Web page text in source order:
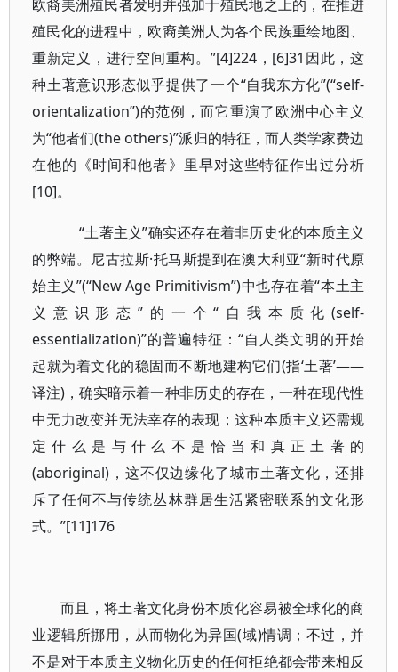
欧裔美洲殖民者发明并强加于殖民地之上的，在推进
殖民化的进程中，欧裔美洲人为各个民族重绘地图、
重新定义，进行空间重构。”[4]224，[6]31因此，这
种土著意识形态似乎提供了一个“自我东方化”(“self-
orientalization”)的范例，而它重演了欧洲中心主义
为“他者们(the others)”派归的特征，而人类学家费边
在他的《时间和他者》里早对这些特征作出过分析
[10]。
“土著主义”确实还存在着非历史化的本质主义
的弊端。尼古拉斯·托马斯提到在澳大利亚“新时代原
始主义”(“New Age Primitivism”)中也存在着“本土主
义意识形态”的一个“自我本质化(self-
essentialization)”的普遍特征：“自人类文明的开始
起就为着文化的稳固而不断地建构它们(指‘土著’——
译注)，确实暗示着一种非历史的存在，一种在现代性
中无力改变并无法幸存的表现；这种本质主义还需规
定什么是与什么不是恰当和真正土著的
(aboriginal)，这不仅边缘化了城市土著文化，还排
斥了任何不与传统丛林群居生活紧密联系的文化形
式。”[11]176
而且，将土著文化身份本质化容易被全球化的商
业逻辑所挪用，从而物化为异国(域)情调；不过，并
不是对于本质主义物化历史的任何拒绝都会带来相反